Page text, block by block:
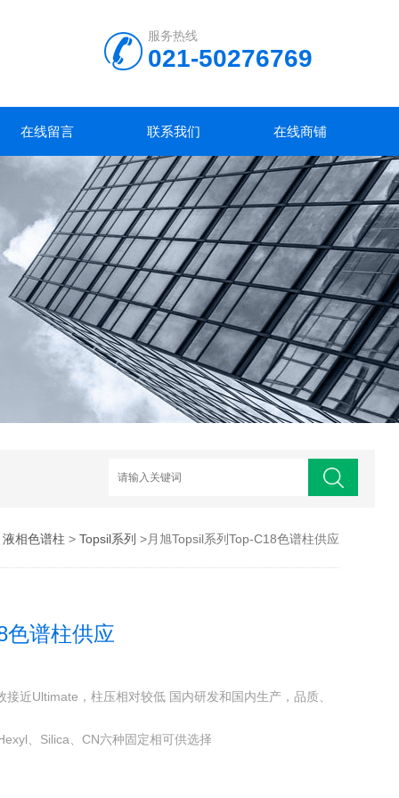
服务热线
021-50276769
在线留言 联系我们 在线商铺
液相色谱柱 > Topsil系列 >月旭Topsil系列Top-C18色谱柱供应
色谱柱供应
近Ultimate，柱压相对较低 国内研发和国内生产，品质、
、Silica、CN六种固定相可供选择